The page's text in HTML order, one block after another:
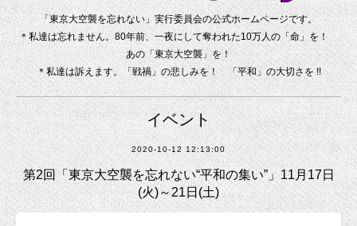
「東京大空襲を忘れない」実行委員会の公式ホームページです。
＊私達は忘れません。80年前、一夜にして奪われた10万人の「命」を！
あの「東京大空襲」を！
＊私達は訴えます。「戦禍」の悲しみを！ 「平和」の大切さを !!
イベント
2020-10-12 12:13:00
第2回「東京大空襲を忘れない“平和の集い”」11月17日
(火)～21日(土)